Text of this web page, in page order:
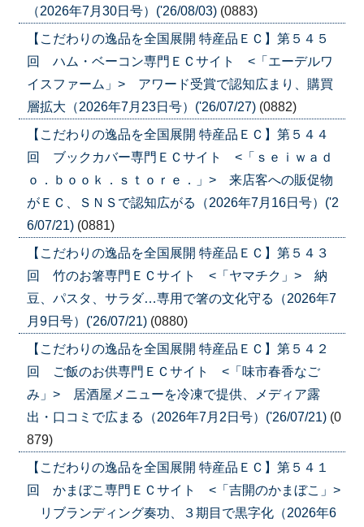
（2026年7月30日号）('26/08/03) (0883)
【こだわりの逸品を全国展開 特産品ＥＣ】第５４５
回 ハム・ベーコン専門ＥＣサイト <「エーデルワ
イスファーム」> アワード受賞で認知広まり、購買
層拡大（2026年7月23日号）('26/07/27) (0882)
【こだわりの逸品を全国展開 特産品ＥＣ】第５４４
回 ブックカバー専門ＥＣサイト <「ｓｅｉｗａｄ
ｏ．ｂｏｏｋ．ｓｔｏｒｅ．」> 来店客への販促物
がＥＣ、ＳＮＳで認知広がる（2026年7月16日号）('2
6/07/21) (0881)
【こだわりの逸品を全国展開 特産品ＥＣ】第５４３
回 竹のお箸専門ＥＣサイト <「ヤマチク」> 納
豆、パスタ、サラダ…専用で箸の文化守る（2026年7
月9日号）('26/07/21) (0880)
【こだわりの逸品を全国展開 特産品ＥＣ】第５４２
回 ご飯のお供専門ＥＣサイト <「味市春香なご
み」> 居酒屋メニューを冷凍で提供、メディア露
出・口コミで広まる（2026年7月2日号）('26/07/21) (0
879)
【こだわりの逸品を全国展開 特産品ＥＣ】第５４１
回 かまぼこ専門ＥＣサイト <「吉開のかまぼこ」>
リブランディング奏功、３期目で黒字化（2026年6